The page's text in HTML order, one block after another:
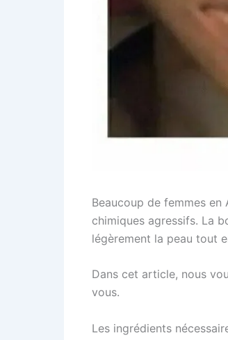
Beaucoup de femmes
chimiques agressifs. La
légèrement la peau tout
Dans cet article, nous
vous.
Les ingrédients